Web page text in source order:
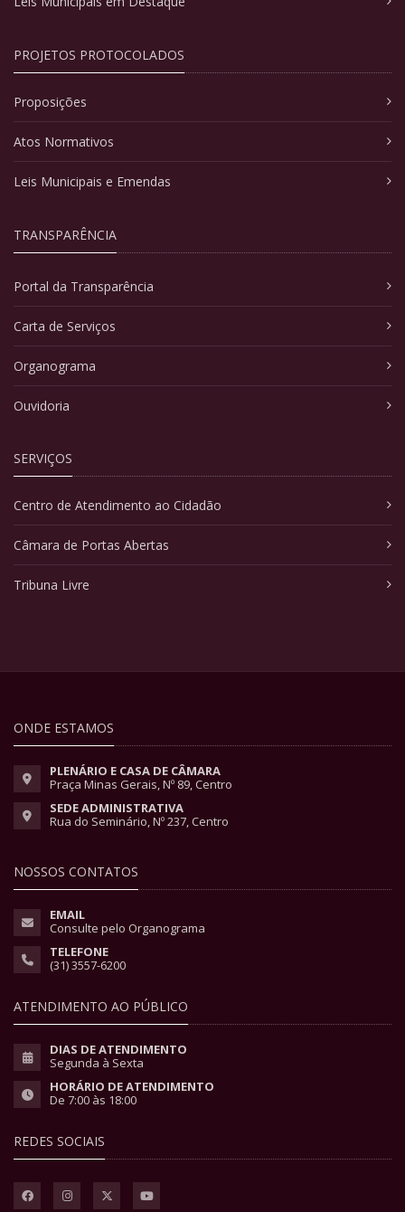
PROJETOS PROTOCOLADOS
Proposições
Atos Normativos
Leis Municipais e Emendas
TRANSPARÊNCIA
Portal da Transparência
Carta de Serviços
Organograma
Ouvidoria
SERVIÇOS
Centro de Atendimento ao Cidadão
Câmara de Portas Abertas
Tribuna Livre
ONDE ESTAMOS
PLENÁRIO E CASA DE CÂMARA
Praça Minas Gerais, Nº 89, Centro
SEDE ADMINISTRATIVA
Rua do Seminário, Nº 237, Centro
NOSSOS CONTATOS
EMAIL
Consulte pelo Organograma
TELEFONE
(31) 3557-6200
ATENDIMENTO AO PÚBLICO
DIAS DE ATENDIMENTO
Segunda à Sexta
HORÁRIO DE ATENDIMENTO
De 7:00 às 18:00
REDES SOCIAIS